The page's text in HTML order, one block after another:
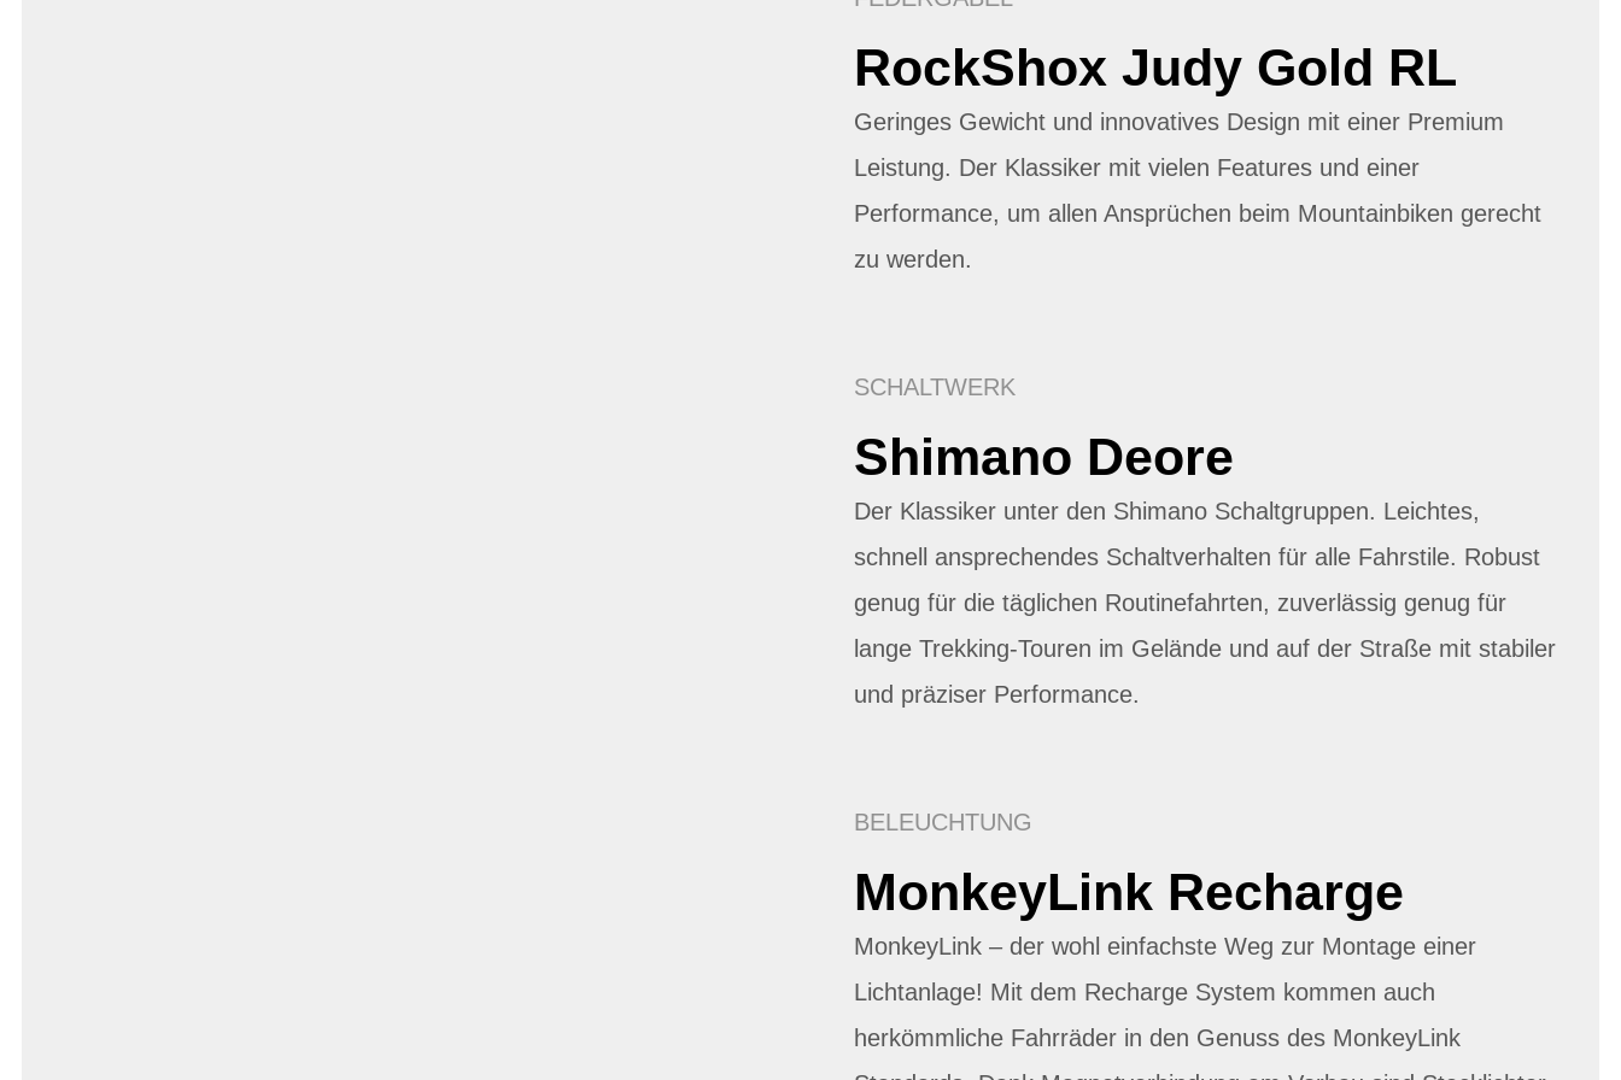
RockShox Judy Gold RL
Geringes Gewicht und innovatives Design mit einer Premium
Leistung. Der Klassiker mit vielen Features und einer
Performance, um allen Ansprüchen beim Mountainbiken gerecht
zu werden.
SCHALTWERK
Shimano Deore
Der Klassiker unter den Shimano Schaltgruppen. Leichtes,
schnell ansprechendes Schaltverhalten für alle Fahrstile. Robust
genug für die täglichen Routinefahrten, zuverlässig genug für
lange Trekking-Touren im Gelände und auf der Straße mit stabiler
und präziser Performance.
BELEUCHTUNG
MonkeyLink Recharge
MonkeyLink – der wohl einfachste Weg zur Montage einer
Lichtanlage! Mit dem Recharge System kommen auch
herkömmliche Fahrräder in den Genuss des MonkeyLink